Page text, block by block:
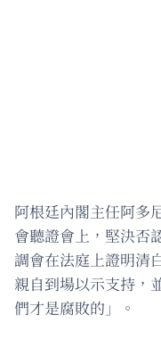
阿根廷內閣主任阿
會聽證會上，堅決否
調會在法庭上證明清
親自到場以示支持，
們才是腐敗的」。